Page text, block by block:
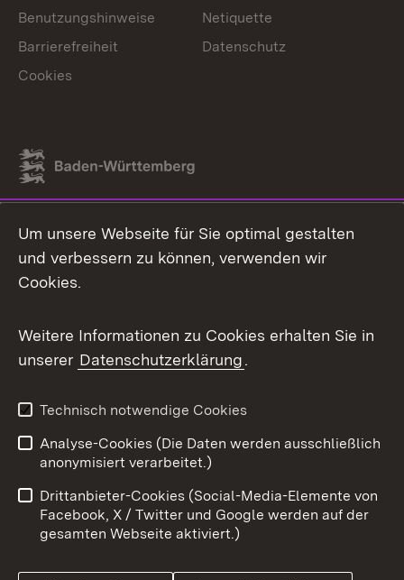
Link zum Landesportal
Benutzungshinweise
Netiquette
Barrierefreiheit
Datenschutz
Cookies
Um unsere Webseite für Sie optimal gestalten
und verbessern zu können, verwenden wir
Cookies.
Weitere Informationen zu Cookies erhalten Sie in
unserer Datenschutzerklärung.
Technisch notwendige Cookies
Analyse-Cookies (Die Daten werden ausschließlich
anonymisiert verarbeitet.)
Drittanbieter-Cookies (Social-Media-Elemente von
Facebook, X / Twitter und Google werden auf der
gesamten Webseite aktiviert.)